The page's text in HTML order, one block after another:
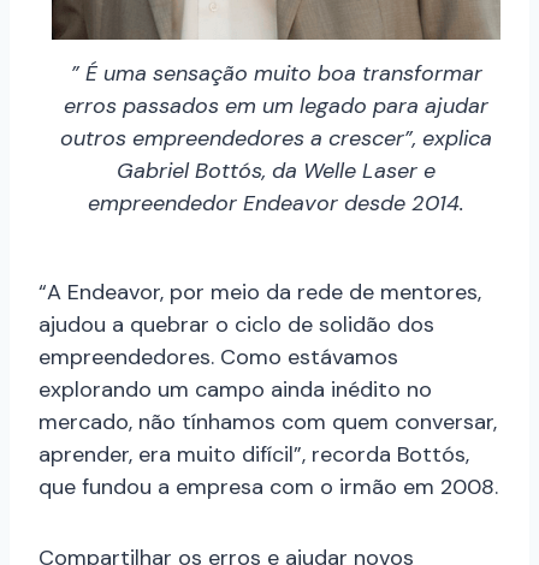
” É uma sensação muito boa transformar
erros passados em um legado para ajudar
outros empreendedores a crescer”, explica
Gabriel Bottós, da Welle Laser e
empreendedor Endeavor desde 2014.
“A Endeavor, por meio da rede de mentores,
ajudou a quebrar o ciclo de solidão dos
empreendedores. Como estávamos
explorando um campo ainda inédito no
mercado, não tínhamos com quem conversar,
aprender, era muito difícil”, recorda Bottós,
que fundou a empresa com o irmão em 2008.
Compartilhar os erros e ajudar novos